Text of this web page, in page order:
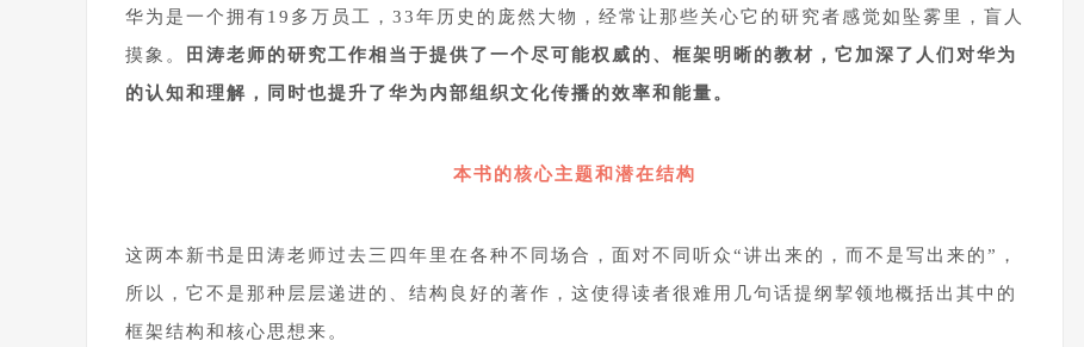
华为是一个拥有19多万员工，33年历史的庞然大物，经常让那些关心它的研究者感觉如坠雾里，盲人
摸象。
田涛老师的研究工作相当于提供了一个尽可能权威的、框架明晰的教材，它加深了人们对华为
的认知和理解，同时也提升了华为内部组织文化传播的效率和能量。
本书的核心主题和潜在结构
这两本新书是田涛老师过去三四年里在各种不同场合，面对不同听众“讲出来的，而不是写出来的”，
所以，它不是那种层层递进的、结构良好的著作，这使得读者很难用几句话提纲挈领地概括出其中的
框架结构和核心思想来。